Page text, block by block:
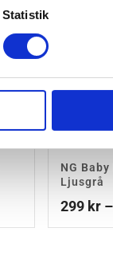
Statistik
NG
Ljusgrå
299 kr –